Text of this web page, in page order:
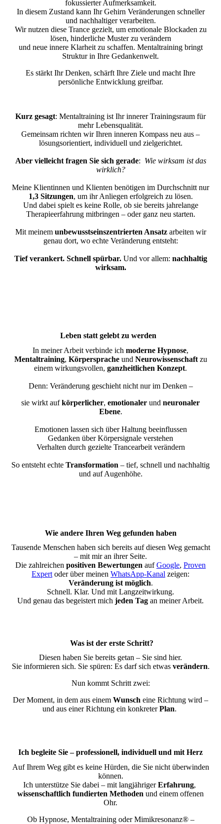
fokussierter Aufmerksamkeit.
In diesem Zustand kann Ihr Gehirn Veränderungen schneller
und nachhaltiger verarbeiten.
Wir nutzen diese Trance gezielt, um emotionale Blockaden zu
lösen, hinderliche Muster zu verändern
und neue innere Klarheit zu schaffen. Mentaltraining bringt
Struktur in Ihre Gedankenwelt.
Es stärkt Ihr Denken, schärft Ihre Ziele und macht Ihre
persönliche Entwicklung greifbar.
Kurz gesagt: Mentaltraining ist Ihr innerer Trainingsraum für
mehr Lebensqualität.
Gemeinsam richten wir Ihren inneren Kompass neu aus –
lösungsorientiert, individuell und zielgerichtet.
Aber vielleicht fragen Sie sich gerade: Wie wirksam ist das
wirklich?
Meine Klientinnen und Klienten benötigen im Durchschnitt nur
1,3 Sitzungen, um ihr Anliegen erfolgreich zu lösen.
Und dabei spielt es keine Rolle, ob sie bereits jahrelange
Therapieerfahrung mitbringen – oder ganz neu starten.
Mit meinem unbewusstseinszentrierten Ansatzarbeiten wir
genau dort, wo echte Veränderung entsteht:
Tief verankert. Schnell spürbar.Und vor allem: nachhaltig
wirksam.
Leben statt gelebt zu werden
In meiner Arbeit verbinde ich moderne Hypnose,
Mentaltraining, Körperspracheund Neurowissenschaftzu
einem wirkungsvollen, ganzheitlichen Konzept.
Denn: Veränderung geschieht nicht nur im Denken –
sie wirkt aufkörperlicher, emotionaler und neuronaler
Ebene.
Emotionen lassen sich über Haltung beeinflussen
Gedanken über Körpersignale verstehen
Verhalten durch gezielte Trancearbeit verändern
So entsteht echte Transformation – tief, schnell und nachhaltig
und auf Augenhöhe.
Wie andere Ihren Weg gefunden haben
Tausende Menschen haben sich bereits auf diesen Weg gemacht
– mit mir an ihrer Seite.
Die zahlreichen positiven Bewertungen aufGoogle, Proven
Expert oder über meinen WhatsApp-Kanal zeigen:
Veränderung ist möglich.
Schnell. Klar. Und mit Langzeitwirkung.
Und genau das begeistert mich jeden Tag an meiner Arbeit.
Was ist der erste Schritt?
Diesen haben Sie bereits getan – Sie sind hier.
Sie informieren sich. Sie spüren: Es darf sich etwas verändern.
Nun kommt Schritt zwei:
Der Moment, in dem aus einem Wunsch eine Richtung wird –
und aus einer Richtung ein konkreterPlan.
Ich begleite Sie – professionell, individuell und mit Herz
Auf Ihrem Weg gibt es keine Hürden, die Sie nicht überwinden
können.
Ich unterstütze Sie dabei – mit langjährigerErfahrung,
wissenschaftlich fundierten Methoden und einem offenen
Ohr.
Ob Hypnose, Mentaltraining oder Mimikresonanz® –